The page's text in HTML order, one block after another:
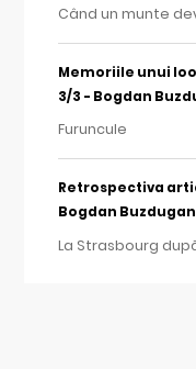
Când un munte
Memoriile unui
3/3 - Bogdan
Furuncule
Retrospectiva
Bogdan Buzdugan
La Strasbourg